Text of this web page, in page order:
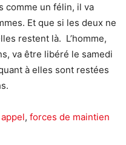
comme un félin, il va
Et que si les deux ne
restent là. L’homme,
va être libéré le samedi
à elles sont restées
appel, forces de maintien